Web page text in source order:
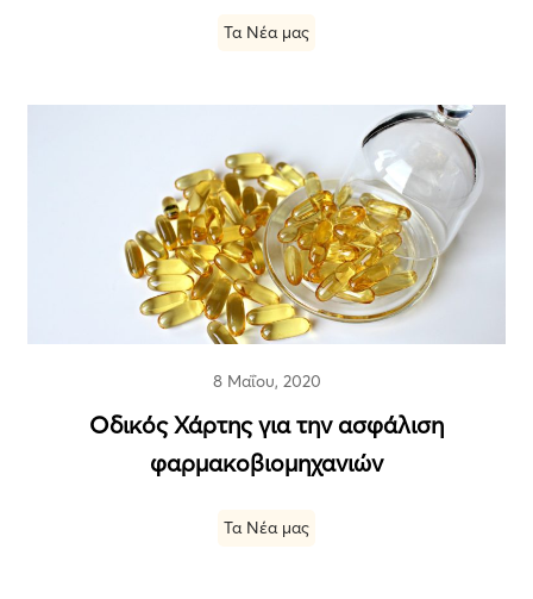
Τα Νέα μας
8 Μαΐου, 2020
Οδικός Χάρτης για την ασφάλιση
φαρμακοβιομηχανιών
Τα Νέα μας